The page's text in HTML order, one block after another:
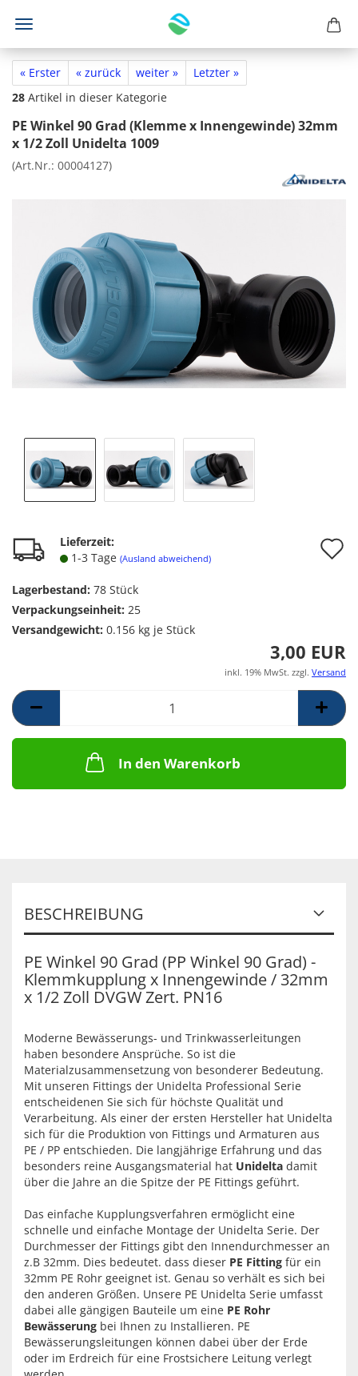
« Erster « zurück weiter »
Letzter »
28 Artikel in dieser Kategorie
PE Winkel 90 Grad (Klemme x Innengewinde) 32mm
x 1/2 Zoll Unidelta 1009
(Art.Nr.: 00004127)
Lieferzeit:
1-3 Tage (Ausland abweichend)
Lagerbestand: 78 Stück
Verpackungseinheit: 25
Versandgewicht: 0.156 kg je Stück
3,00 EUR
inkl. 19% MwSt. zzgl. Versand
In den Warenkorb
BESCHREIBUNG
PE Winkel 90 Grad (PP Winkel 90 Grad) -
Klemmkupplung x Innengewinde / 32mm
x 1/2 Zoll DVGW Zert. PN16
Moderne Bewässerungs- und Trinkwasserleitungen
haben besondere Ansprüche. So ist die
Materialzusammensetzung von besonderer Bedeutung.
Mit unseren Fittings der Unidelta Professional Serie
entscheidenen Sie sich für höchste Qualität und
Verarbeitung. Als einer der ersten Hersteller hat Unidelta
sich für die Produktion von Fittings und Armaturen aus
PE / PP entschieden. Die langjährige Erfahrung und das
besonders reine Ausgangsmaterial hat Unidelta damit
über die Jahre an die Spitze der PE Fittings geführt.
Das einfache Kupplungsverfahren ermöglicht eine
schnelle und einfache Montage der Unidelta Serie. Der
Durchmesser der Fittings gibt den Innendurchmesser an
z.B 32mm. Dies bedeutet. dass dieser PE Fitting für ein
32mm PE Rohr geeignet ist. Genau so verhält es sich bei
den anderen Größen. Unsere PE Unidelta Serie umfasst
dabei alle gängigen Bauteile um eine PE Rohr
Bewässerung bei Ihnen zu Installieren. PE
Bewässerungsleitungen können dabei über der Erde
oder im Erdreich für eine Frostsichere Leitung verlegt